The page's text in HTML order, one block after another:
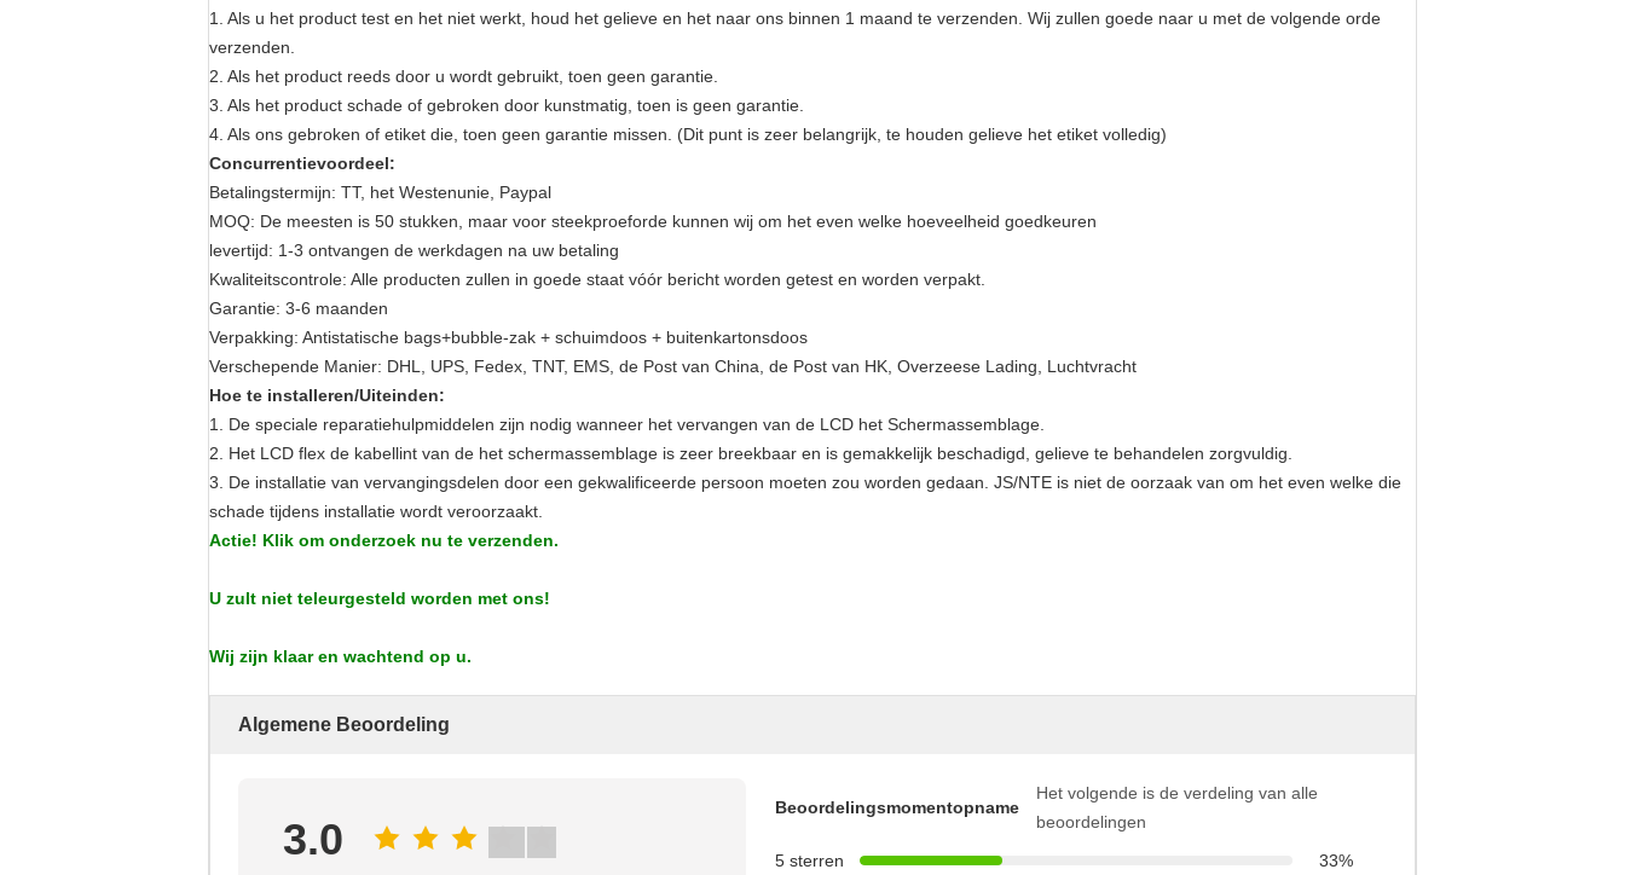
1. Als u het product test en het niet werkt, houd het gelieve en het naar ons binnen 1 maand te verzenden. Wij zullen goede naar u met de volgende orde
verzenden.
2. Als het product reeds door u wordt gebruikt, toen geen garantie.
3. Als het product schade of gebroken door kunstmatig, toen is geen garantie.
4. Als ons gebroken of etiket die, toen geen garantie missen. (Dit punt is zeer belangrijk, te houden gelieve het etiket volledig)
Concurrentievoordeel:
Betalingstermijn: TT, het Westenunie, Paypal
MOQ: De meesten is 50 stukken, maar voor steekproeforde kunnen wij om het even welke hoeveelheid goedkeuren
levertijd: 1-3 ontvangen de werkdagen na uw betaling
Kwaliteitscontrole: Alle producten zullen in goede staat vóór bericht worden getest en worden verpakt.
Garantie: 3-6 maanden
Verpakking: Antistatische bags+bubble-zak + schuimdoos + buitenkartonsdoos
Verschepende Manier: DHL, UPS, Fedex, TNT, EMS, de Post van China, de Post van HK, Overzeese Lading, Luchtvracht
Hoe te installeren/Uiteinden:
1. De speciale reparatiehulpmiddelen zijn nodig wanneer het vervangen van de LCD het Schermassemblage.
2. Het LCD flex de kabellint van de het schermassemblage is zeer breekbaar en is gemakkelijk beschadigd, gelieve te behandelen zorgvuldig.
3. De installatie van vervangingsdelen door een gekwalificeerde persoon moeten zou worden gedaan. JS/NTE is niet de oorzaak van om het even welke die
schade tijdens installatie wordt veroorzaakt.
Actie! Klik om onderzoek nu te verzenden.
U zult niet teleurgesteld worden met ons!
Wij zijn klaar en wachtend op u.
Algemene Beoordeling
3.0
Beoordelingsmomentopname
Het volgende is de verdeling van alle
beoordelingen
5 sterren
33%